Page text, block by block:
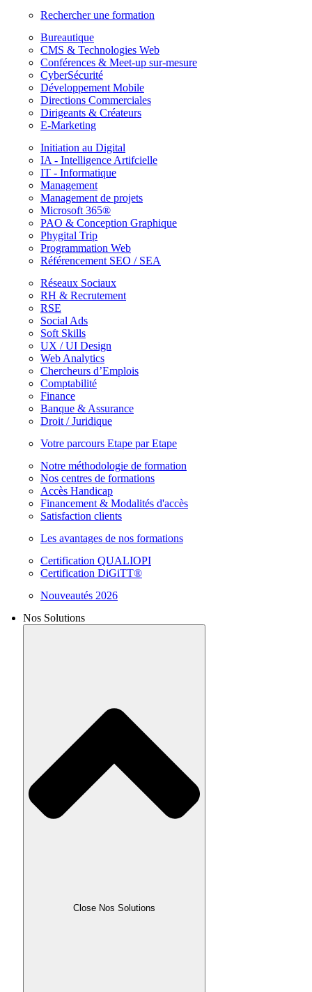
Rechercher une formation
Bureautique
CMS & Technologies Web
Conférences & Meet-up sur-mesure
CyberSécurité
Développement Mobile
Directions Commerciales
Dirigeants & Créateurs
E-Marketing
Initiation au Digital
IA - Intelligence Artifcielle
IT - Informatique
Management
Management de projets
Microsoft 365®
PAO & Conception Graphique
Phygital Trip
Programmation Web
Référencement SEO / SEA
Réseaux Sociaux
RH & Recrutement
RSE
Social Ads
Soft Skills
UX / UI Design
Web Analytics
Chercheurs d’Emplois
Comptabilité
Finance
Banque & Assurance
Droit / Juridique
Votre parcours Etape par Etape
Notre méthodologie de formation
Nos centres de formations
Accès Handicap
Financement & Modalités d'accès
Satisfaction clients
Les avantages de nos formations
Certification QUALIOPI
Certification DiGiTT®
Nouveautés 2026
Nos Solutions
Close Nos Solutions